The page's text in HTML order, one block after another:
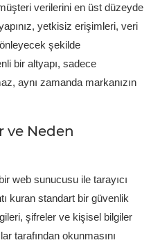
verilerini en üst düzeyde
yetkisiz erişimleri, veri
önleyecek şekilde
bir altyapı, sadece
aynı zamanda markanızın
ve Neden
web sunucusu ile tarayıcı
kuran standart bir güvenlik
şifreler ve kişisel bilgiler
tarafından okunmasını